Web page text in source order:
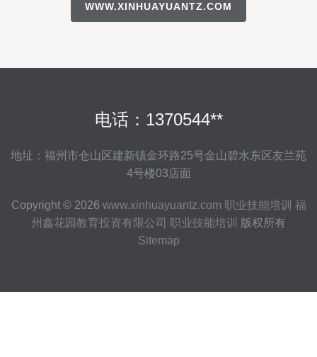
WWW.XINHUAYUANTZ.COM
电话：1370544**
地址：福州市仓山区建新镇金环路25号金山碧水东区友兰苑
4号楼03店面
Copyright © 2026 www.xinhuayuantz.com 职业技能培训
福
州鑫花园教育投资有限公司 职业技能培训
版权所有
Sitemap